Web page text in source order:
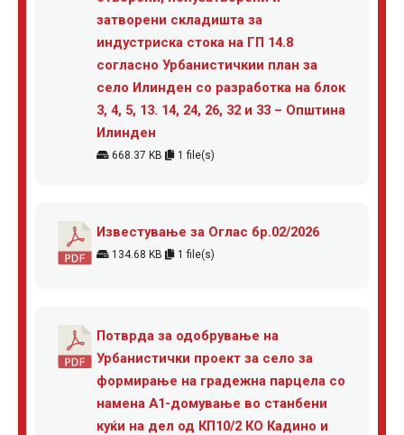
затворени складишта за
индустриска стока на ГП 14.8
согласно Урбанистичкии план за
село Илинден со разработка на блок
3, 4, 5, 13. 14, 24, 26, 32 и 33 – Општина
Илинден
668.37 KB 1 file(s)
Известување за Оглас бр.02/2026
134.68 KB 1 file(s)
Потврда за одобрување на
Урбанистички проект за село за
формирање на градежна парцела со
намена А1-домување во станбени
куќи на дел од КП10/2 КО Кадино и